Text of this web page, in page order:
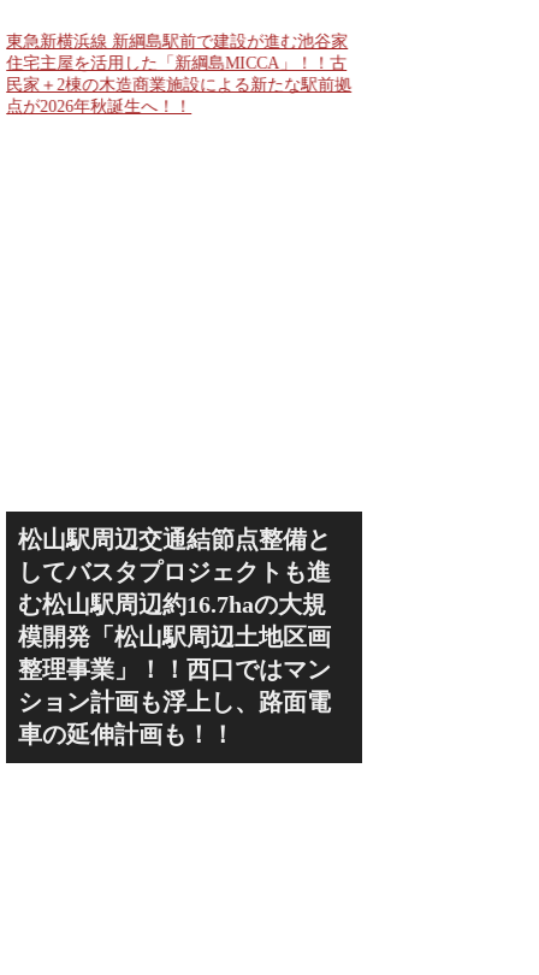
東急新横浜線 新綱島駅前で建設が進む池谷家
住宅主屋を活用した「新綱島MICCA」！！古
民家＋2棟の木造商業施設による新たな駅前拠
点が2026年秋誕生へ！！
松山駅周辺交通結節点整備と
してバスタプロジェクトも進
む松山駅周辺約16.7haの大規
模開発「松山駅周辺土地区画
整理事業」！！西口ではマン
ション計画も浮上し、路面電
車の延伸計画も！！